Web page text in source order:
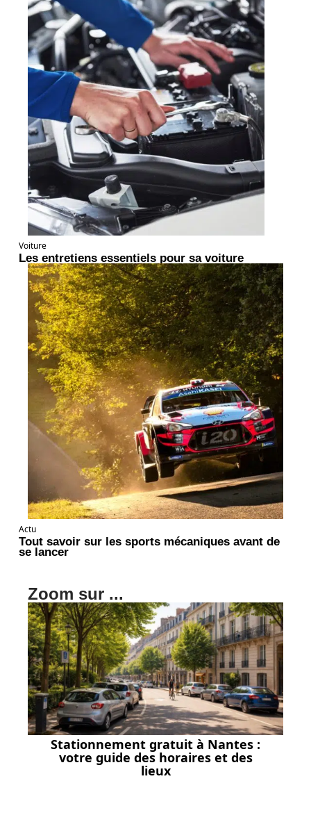
Voiture
Les entretiens essentiels pour sa voiture
Actu
Tout savoir sur les sports mécaniques avant de
se lancer
Zoom sur ...
Stationnement gratuit à Nantes :
votre guide des horaires et des
lieux